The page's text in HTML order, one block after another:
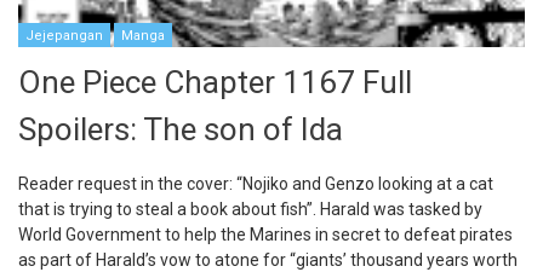
Jejepangan Manga
One Piece Chapter 1167 Full
Spoilers: The son of Ida
Reader request in the cover: “Nojiko and Genzo looking at a cat
that is trying to steal a book about fish”. Harald was tasked by
World Government to help the Marines in secret to defeat pirates
as part of Harald’s vow to atone for “giants’ thousand years worth